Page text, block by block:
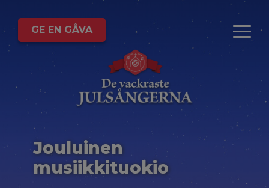
GE EN GÅVA
Jouluinen
musiikkituokio